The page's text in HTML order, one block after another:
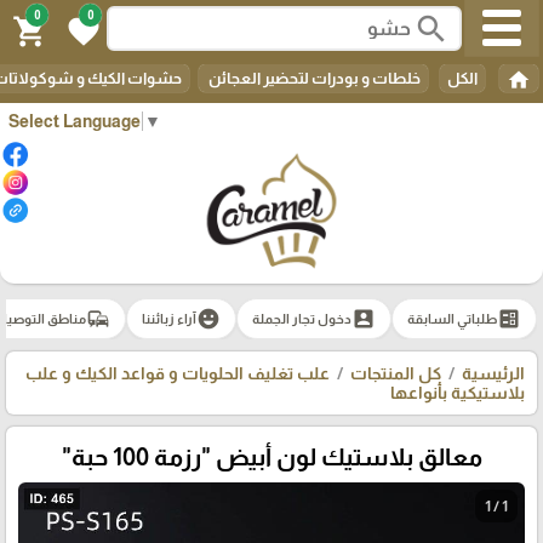
Select Language ▼
search
0
favorite
0
shopping_cart
home الكل خلطات و بودرات لتحضير العجائن حشوات الكيك و
ballotطلباتي السابقة account_box دخول تجار الجملة emoji_emotionsآراء زبائننا commuteمناطق
الرئيسية كل المنتجات
علب تغليف الحلويات و قواعد الكيك و علب
بلاستيكية بأنواعها
معالق بلاستيك لون أبيض "رزمة 100 حبة"
1 / 1